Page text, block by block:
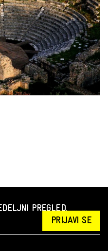
PREGLED.
PRIJAVI SE